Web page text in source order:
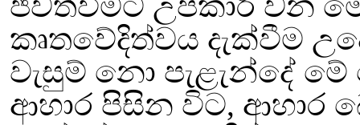
කෘතවේදිත්වය දැක්වීම
වැසුම් නො පැළැන්දේ මේ
ආහාර පිසින විට, ආහාර